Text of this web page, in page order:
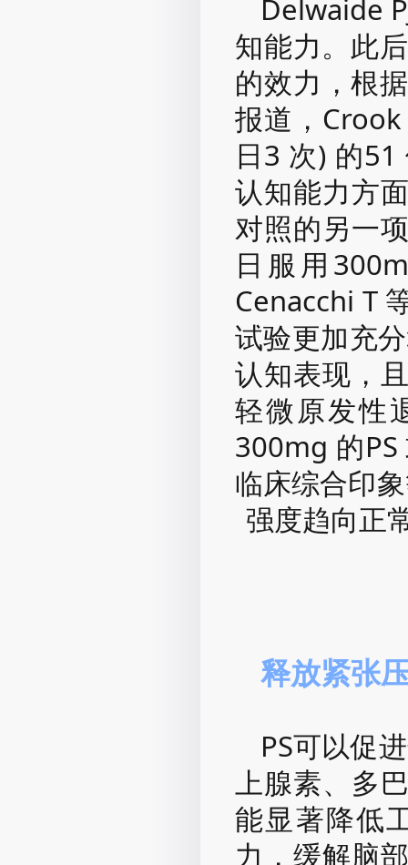
Delwaide
知能力。此
的效力，根
报道，
日3 次) 的
认知能力方
对照的另一
日服用
Cenacchi T
试验更加充
认知表现，
轻微原发性
300mg 的
临床综合印
强度趋向正
释放紧张
PS可以促
上腺素、多
能显著降低
力，缓解脑